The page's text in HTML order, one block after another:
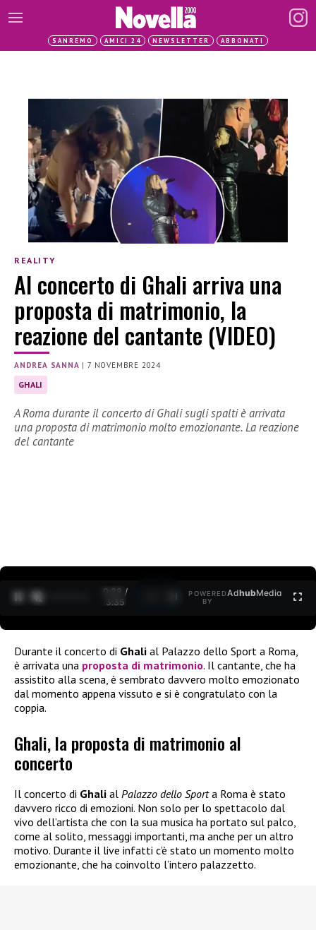
SANREMO AMICI 24 NEWSLETTER ABBONATI
REALITY
Al concerto di Ghali arriva una
proposta di matrimonio, la
reazione del cantante (VIDEO)
ANDREA SANNA |7 NOVEMBRE 2024
GHALI
A Roma durante il concerto di Ghali sugli spalti è arrivata
una proposta di matrimonio molto emozionante. La reazione
del cantante
0:30 /
3:35
POWERED
BY
AdhubMedia
Durante il concerto di Ghali al Palazzo dello Sport a Roma,
è arrivata una proposta di matrimonio. Il cantante, che ha
assistito alla scena, è sembrato davvero molto emozionato
dal momento appena vissuto e si è congratulato con la
coppia.
Ghali, la proposta di matrimonio al
concerto
Il concerto di Ghali al Palazzo dello Sporta Roma è stato
davvero ricco di emozioni. Non solo per lo spettacolo dal
vivo dell’artista che con la sua musica ha portato sul palco,
come al solito, messaggi importanti, ma anche per un altro
motivo. Durante il live infatti c’è stato un momento molto
emozionante, che ha coinvolto l’intero palazzetto.